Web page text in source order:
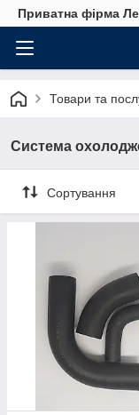
Приватна фірма
Товари та
Система
Сортування